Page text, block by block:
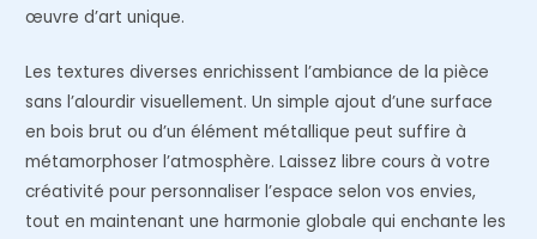
œuvre d’art unique.
Les textures diverses enrichissent l’ambiance de la pièce
sans l’alourdir visuellement. Un simple ajout d’une surface
en bois brut ou d’un élément métallique peut suffire à
métamorphoser l’atmosphère. Laissez libre cours à votre
créativité pour personnaliser l’espace selon vos envies,
tout en maintenant une harmonie globale qui enchante les